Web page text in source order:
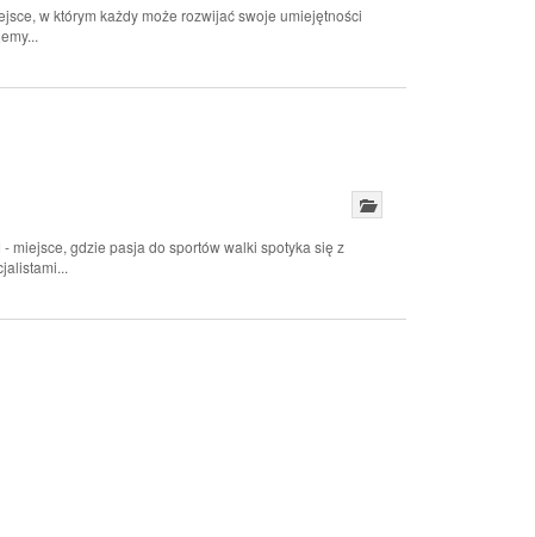
w którym każdy może rozwijać swoje umiejętności
miejsce, gdzie pasja do sportów walki spotyka się z